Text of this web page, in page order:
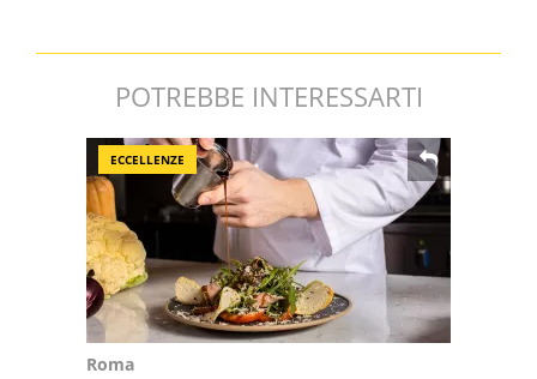
POTREBBE INTERESSARTI
ECCELLENZE
Roma